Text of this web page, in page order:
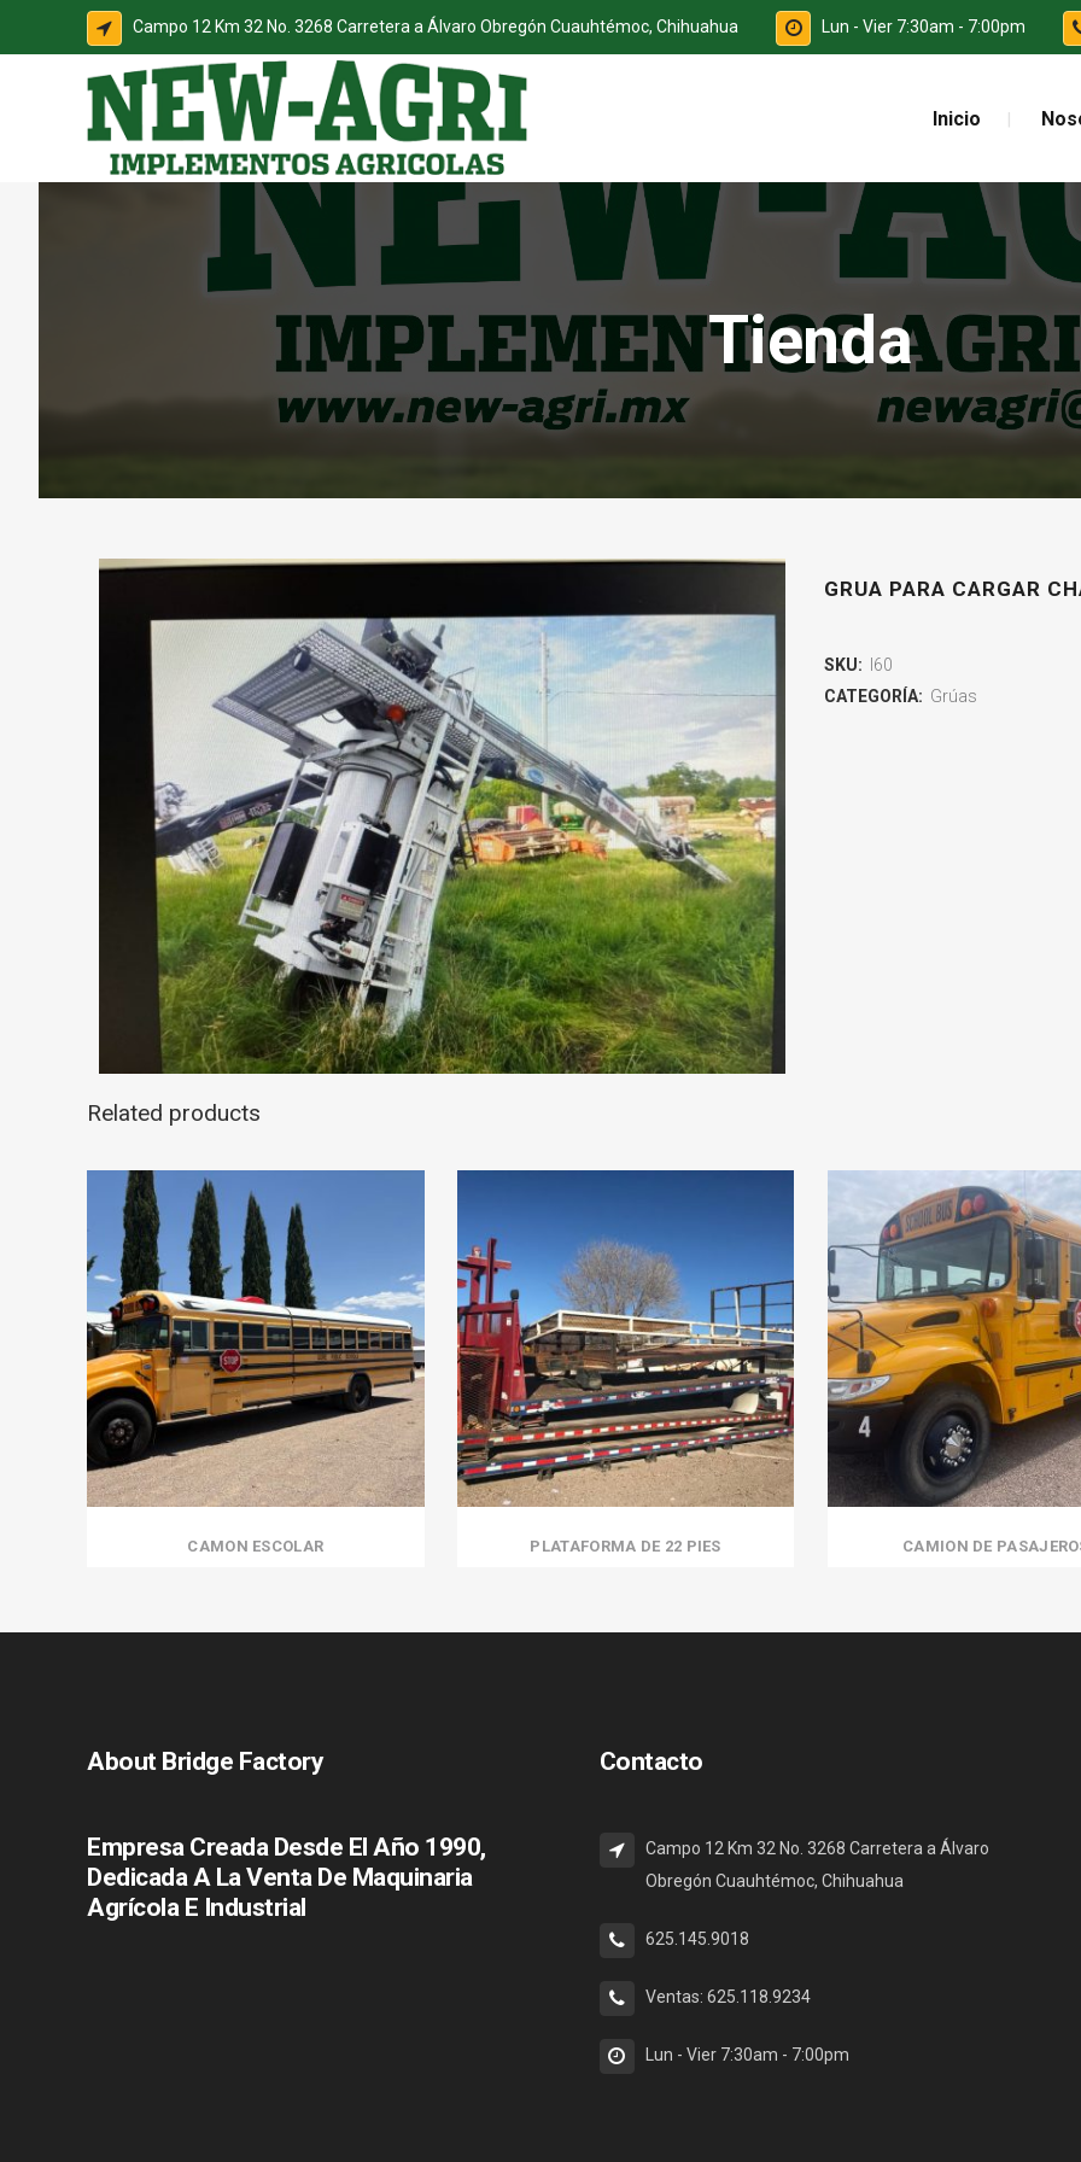
Campo 12 Km 32 No. 3268 Carretera a Álvaro Obregón Cuauhtémoc, Chihuahua Lun - Vier 7:30am - 7:00pm
Inicio
Tienda
GRUA PARA CARGAR
SKU:
I60
CATEGORÍA: Grúas
Related products
CAMON ESCOLAR PLATAFORMA DE 22 PIES CAMION DE
About Bridge Factory
Empresa Creada Desde El Año 1990,
Dedicada A La Venta De Maquinaria
Agrícola E Industrial
Contacto
Campo 12 Km 32 No. 3268 Carretera a Álvaro
Obregón Cuauhtémoc, Chihuahua
625.145.9018
Ventas: 625.118.9234
Lun - Vier 7:30am - 7:00pm